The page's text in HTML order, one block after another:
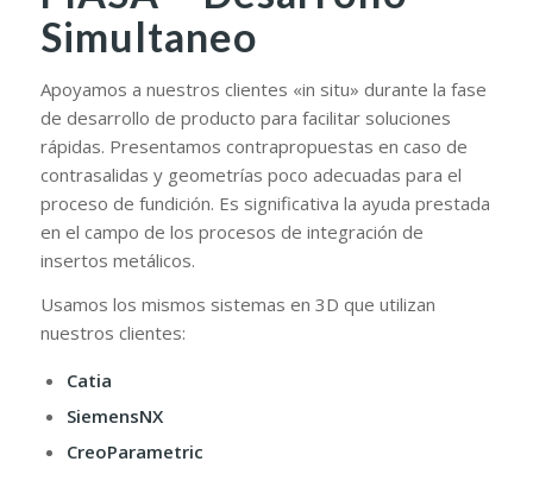
Simultaneo
Apoyamos a nuestros clientes «in situ» durante la fase
de desarrollo de producto para facilitar soluciones
rápidas. Presentamos contrapropuestas en caso de
contrasalidas y geometrías poco adecuadas para el
proceso de fundición. Es significativa la ayuda prestada
en el campo de los procesos de integración de
insertos metálicos.
Usamos los mismos sistemas en 3D que utilizan
nuestros clientes:
Catia
SiemensNX
CreoParametric